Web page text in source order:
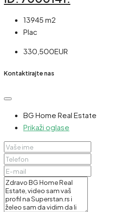
13945 m2
Plac
330,500EUR
Kontaktirajte nas
BG Home Real Estate
Prikaži oglase